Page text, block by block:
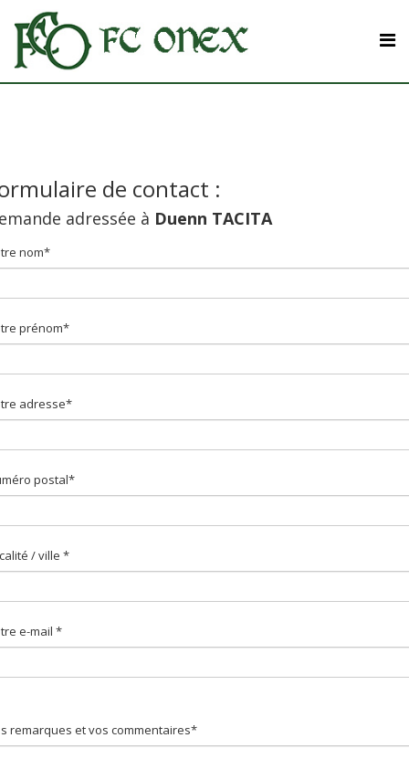
de contact :
adressée à Duenn TACITA
nom*
prénom*
adresse*
postal*
/ ville *
e-mail *
remarques et vos commentaires*